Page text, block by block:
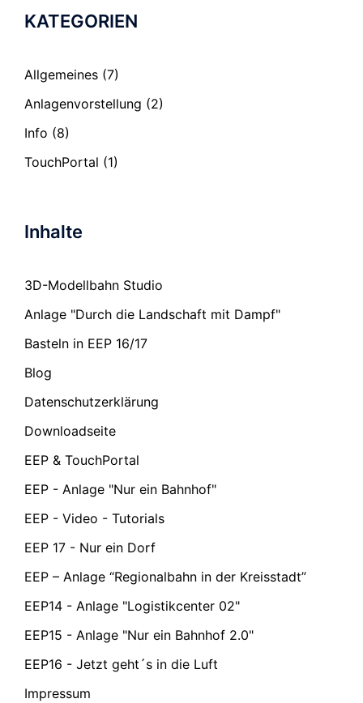
KATEGORIEN
Allgemeines (7)
Anlagenvorstellung (2)
Info (8)
TouchPortal (1)
Inhalte
3D-Modellbahn Studio
Anlage "Durch die Landschaft mit Dampf"
Basteln in EEP 16/17
Blog
Datenschutzerklärung
Downloadseite
EEP & TouchPortal
EEP - Anlage "Nur ein Bahnhof"
EEP - Video - Tutorials
EEP 17 - Nur ein Dorf
EEP – Anlage “Regionalbahn in der Kreisstadt”
EEP14 - Anlage "Logistikcenter 02"
EEP15 - Anlage "Nur ein Bahnhof 2.0"
EEP16 - Jetzt geht´s in die Luft
Impressum